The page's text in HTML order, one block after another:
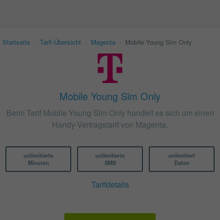
Startseite Tarif-Übersicht Magenta Mobile Young Sim Only
Mobile Young Sim Only
Beim Tarif Mobile Young Sim Only handelt es sich um einen
Handy-Vertragstarif von Magenta.
unlimitierte
Minuten
unlimitierte
SMS
unlimitiert
Daten
Tarifdetails